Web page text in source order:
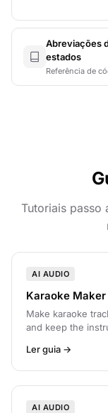
Abreviações
estados
Referência de
Tutoriais passo
AI AUDIO
Karaoke Maker
Make karaoke
and keep the
Ler guia →
AI AUDIO